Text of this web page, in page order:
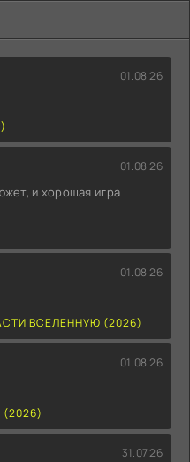
01.08.26
01.08.26
и хорошая игра
01.08.26
ВСЕЛЕННУЮ (2026)
01.08.26
31.07.26